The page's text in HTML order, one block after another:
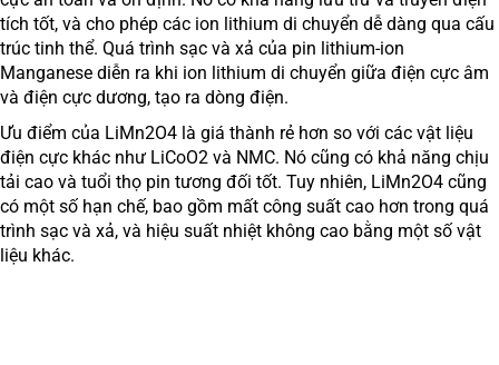
tích tốt, và cho phép các ion lithium di chuyển dễ dàng qua cấu
trúc tinh thể. Quá trình sạc và xả của pin lithium-ion
Manganese diễn ra khi ion lithium di chuyển giữa điện cực âm
và điện cực dương, tạo ra dòng điện.
Ưu điểm của LiMn2O4 là giá thành rẻ hơn so với các vật liệu
điện cực khác như LiCoO2 và NMC. Nó cũng có khả năng chịu
tải cao và tuổi thọ pin tương đối tốt. Tuy nhiên, LiMn2O4 cũng
có một số hạn chế, bao gồm mất công suất cao hơn trong quá
trình sạc và xả, và hiệu suất nhiệt không cao bằng một số vật
liệu khác.